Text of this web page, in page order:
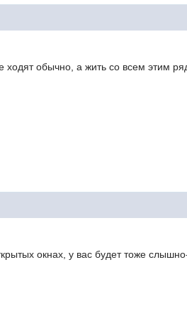
обычно, а жить со всем этим
окнах, у вас будет тоже